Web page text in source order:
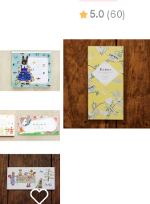
5.0 (60)